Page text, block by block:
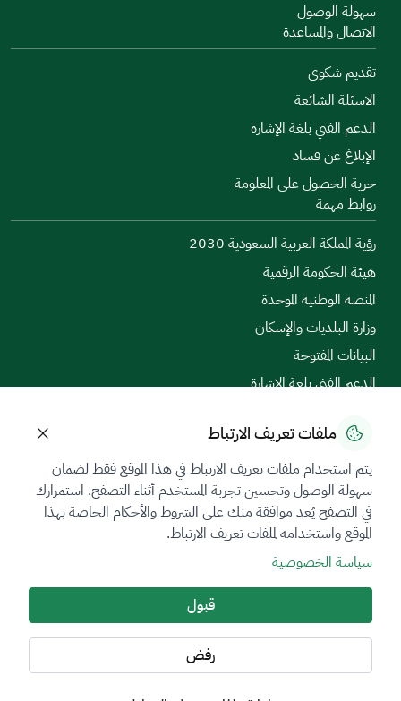
سهولة الوصول
الاتصال والمساعدة
تقديم شكوى
الاسئلة الشائعة
الدعم الفني بلغة الإشارة
الإبلاغ عن فساد
حرية الحصول على المعلومة
روابط مهمة
رؤية المملكة العربية السعودية 2030
هيئة الحكومة الرقمية
المنصة الوطنية الموحدة
وزارة البلديات والإسكان
البيانات المفتوحة
الدعم الفني بلغة الإشارة
تواصل معنا
199040
تابعنا على
أدوات الإتاحة والوصول
الدعم الفني بلغة الإشارة
ملفات تعريف الارتباط
يتم استخدام ملفات تعريف الارتباط في هذا الموقع فقط لضمان
سهولة الوصول وتحسين تجربة المستخدم أثناء التصفح. استمرارك
في التصفح يُعد موافقة منك على الشروط والأحكام الخاصة بهذا
الموقع واستخدامه لملفات تعريف الارتباط.
سياسة الخصوصية
قبول
رفض